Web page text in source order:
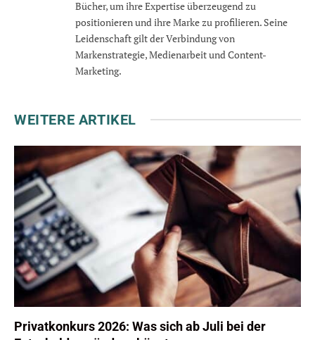
Bücher, um ihre Expertise überzeugend zu
positionieren und ihre Marke zu profilieren. Seine
Leidenschaft gilt der Verbindung von
Markenstrategie, Medienarbeit und Content-
Marketing.
WEITERE ARTIKEL
Privatkonkurs 2026: Was sich ab Juli bei der